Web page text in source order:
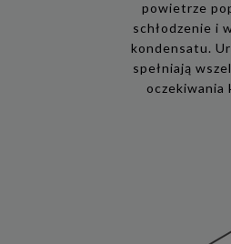
powietrze
schłodzenie i
kondensatu.
spełniają
oczekiwania